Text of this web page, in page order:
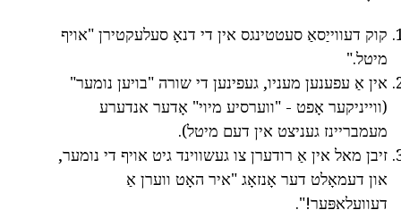
קוק דעווייַסאַ סעטטינגס אין די דנאָ סעלעקטירן "אויף
מיטל."
אין אַ עפענען מעניו, געפינען די שורה "בויען נומער"
(ווייניקער אָפט - "ווערסיע מיוי" אָדער אנדערע
מעמבריינז געניצט אין דעם מיטל).
זיבן מאל אין אַ רודערן צו געשווינד גיט אויף די נומער,
און דעמאָלט דער אָנזאָג "איר האָט ווערן אַ
דעוועלאָפּער!".